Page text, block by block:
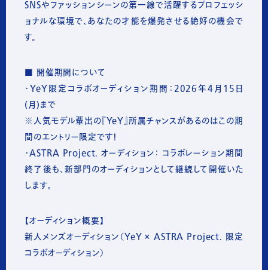
SNSやファッションシーンの第一線で活躍するプロフェッシ
ョナルな環境で、あなたの才能を爆発させる絶好の機会で
す。
■ 開催期間について
・YeY限定コラボオーディション期間：2026年4月15日
(月)まで
※人気モデル輩出の『YeY』所属チャンスがあるのはこの期
間のエントリー限定です！
・ASTRA Project. オーディション： コラボレーション期間
終了後も、新部門のオーディションとして継続して開催いた
します。
【オーディション概要】
新人メンズオーディション（YeY × ASTRA Project. 限定
コラボオーディション）